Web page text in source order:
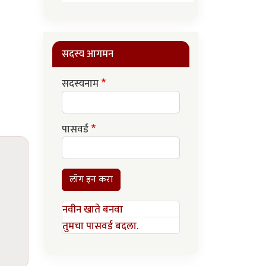
सदस्य आगमन
सदस्यनाम
पासवर्ड
लॉग इन करा
नवीन खाते बनवा
तुमचा पासवर्ड बदला.